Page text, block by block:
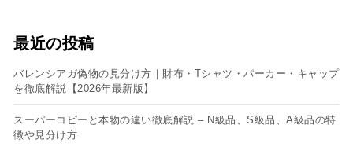
最近の投稿
バレンシアガ偽物の見分け方｜財布・Tシャツ・パーカー・キャップ
を徹底解説【2026年最新版】
スーパーコピーと本物の違い徹底解説 – N級品、S級品、A級品の特
徴や見分け方